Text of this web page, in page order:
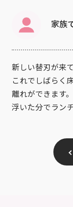
家族
新しい替刃が来
これでしばらく
離れができます。
浮いた分でランチ